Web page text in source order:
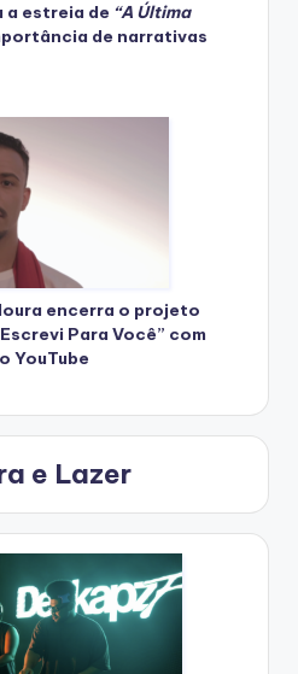
a estreia de “A Última
de narrativas
encerra o projeto
Para Você” com
YouTube
e Lazer